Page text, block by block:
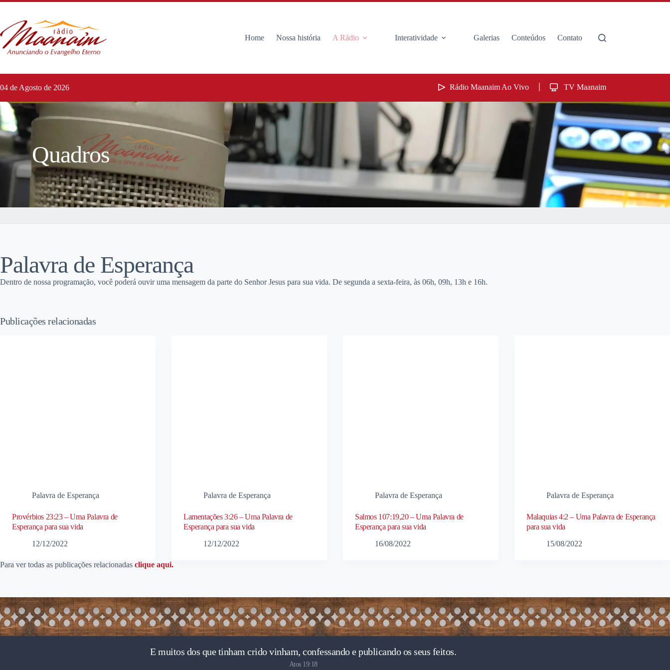
Home Nossa história A Rádio Interatividade Galerias Conteúdos Contato
04 de Agosto de 2026 Rádio Maanaim Ao Vivo TV Maanaim
Quadros
Palavra de Esperança
Dentro de nossa programação, você poderá ouvir uma mensagem da parte do Senhor Jesus para sua vida. De segunda a sexta-feira, às 06h, 09h, 13h e 16h.
Publicações relacionadas
Palavra de Esperança
Provérbios 23:23 – Uma Palavra de
Esperança para sua vida
12/12/2022
Palavra de Esperança
Lamentações 3:26 – Uma Palavra de
Esperança para sua vida
12/12/2022
Palavra de Esperança
Salmos 107:19,20 – Uma Palavra de
Esperança para sua vida
16/08/2022
Palavra de Esperança
Malaquias 4:2 – Uma Palavra de Esperança
para sua vida
15/08/2022
Para ver todas as publicações relacionadas clique aqui.
E muitos dos que tinham crido vinham, confessando e publicando os seus feitos.
Atos 19:18